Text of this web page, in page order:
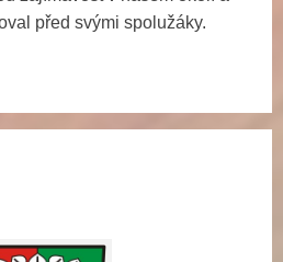
před svými spolužáky.